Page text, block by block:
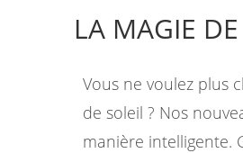
LA MAGIE
Vous ne voulez plus
de soleil ? Nos
manière intelligente.